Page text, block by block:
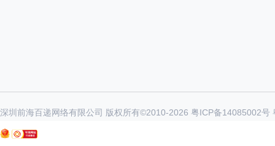
深圳前海百递网络有限公司 版权所有©2010-2026 粤ICP备14085002号